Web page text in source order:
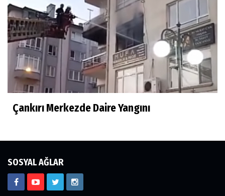
Çankırı Merkezde Daire Yangını
SOSYAL AĞLAR